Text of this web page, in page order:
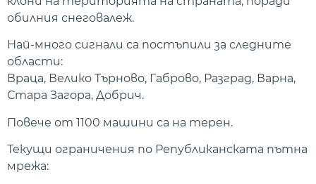
обилния снеговалеж.
Най-много сигнали са постъпили за следните
области:
Враца, Велико Търново, Габрово, Разград, Варна,
Стара Загора, Добрич.
Повече от 1100 машини са на терен.
Текущи ограничения по Републиканската пътна
мрежа: